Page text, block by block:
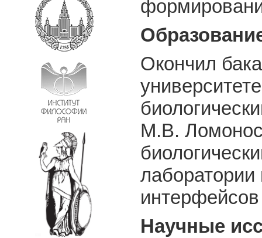
Окончил
М.В.
Научные